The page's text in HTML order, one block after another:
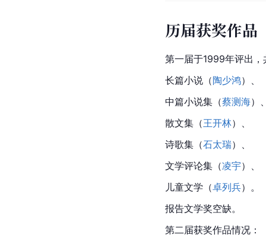
历届获奖作品
第一届于1999年评出
长篇小说（陶少鸿）、
中篇小说集（蔡测海）
散文集（王开林）、
诗歌集（石太瑞）、
文学评论集（凌宇）、
儿童文学（卓列兵）。
报告文学奖空缺。
第二届获奖作品情况：